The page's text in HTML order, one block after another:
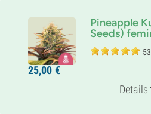
Pineapple
Seeds)
53
Eltern
Pineapple x O.G. Kush
20% Sativa
25,00 €
Details